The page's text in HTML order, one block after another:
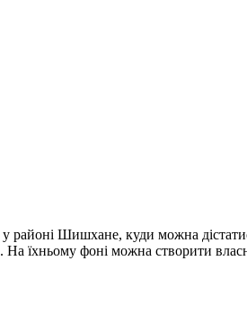
у районі Шишхане, куди можна
На їхньому фоні можна створити